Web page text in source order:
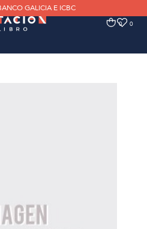
GALICIA E ICBC
0 0